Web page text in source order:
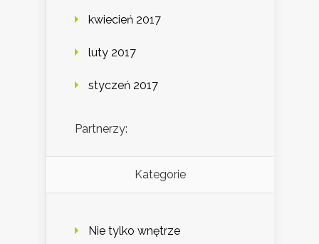
kwiecień 2017
luty 2017
styczeń 2017
Partnerzy:
Kategorie
Nie tylko wnętrze